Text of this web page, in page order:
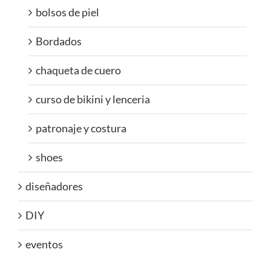
bolsos de piel
Bordados
chaqueta de cuero
curso de bikini y lenceria
patronaje y costura
shoes
diseñadores
DIY
eventos